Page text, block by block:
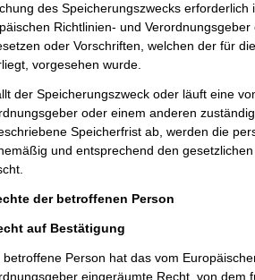
des Speicherungszwecks
Richtlinien- und
oder Vorschriften, welchen der für
vorgesehen wurde.
der Speicherungszweck oder läuft eine
oder einem anderen
Speicherfrist ab, werden die
und entsprechend den
der betroffenen Person
auf Bestätigung
betroffene Person hat das vom
eingeräumte Recht, von dem